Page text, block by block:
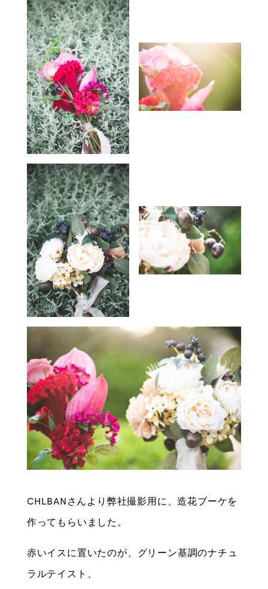
CHLBANさんより弊社撮影用に、造花ブーケを
作ってもらいました。
赤いイスに置いたのが、グリーン基調のナチュ
ラルテイスト、